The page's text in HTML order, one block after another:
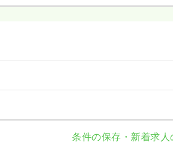
条件の保存・新着求